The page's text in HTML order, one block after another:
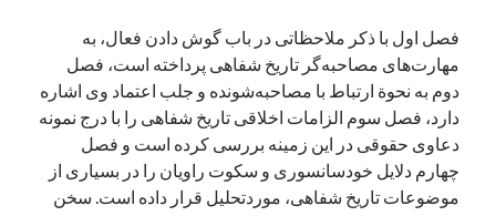
فصل اول با ذکر ملاحظاتی در باب گوش دادن فعال، به
مهارت‌های مصاحبه‌گر تاریخ شفاهی پرداخته است، فصل
دوم به نحوة ارتباط با مصاحبه‌شونده و جلب اعتماد وی اشاره
دارد، فصل سوم الزامات اخلاقی تاریخ شفاهی را با درج نمونه
دعاوی حقوقی در این زمینه بررسی کرده است و فصل
چهارم دلایل خودسانسوری و سکوت راویان را در بسیاری از
موضوعات تاریخ شفاهی، موردتحلیل قرار داده است. سخن